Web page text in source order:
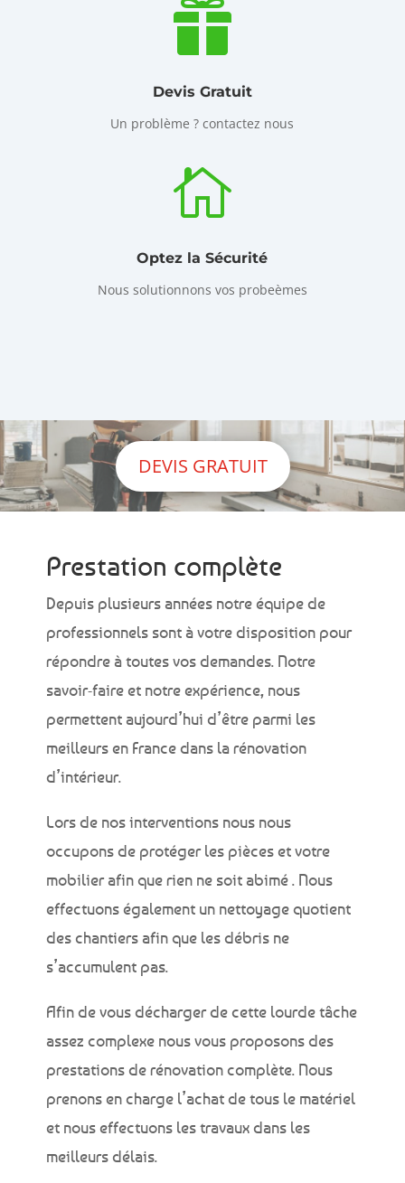

Devis Gratuit
Un problème ? contactez nous

Optez la Sécurité
Nous solutionnons vos probeèmes
DEVIS GRATUIT
Prestation complète
Depuis plusieurs années notre équipe de
professionnels sont à votre disposition pour
répondre à toutes vos demandes. Notre
savoir-faire et notre expérience, nous
permettent aujourd’hui d’être parmi les
meilleurs en France dans la rénovation
d’intérieur.
Lors de nos interventions nous nous
occupons de protéger les pièces et votre
mobilier afin que rien ne soit abimé . Nous
effectuons également un nettoyage quotient
des chantiers afin que les débris ne
s’accumulent pas.
Afin de vous décharger de cette lourde tâche
assez complexe nous vous proposons des
prestations de rénovation complète. Nous
prenons en charge l’achat de tous le matériel
et nous effectuons les travaux dans les
meilleurs délais.